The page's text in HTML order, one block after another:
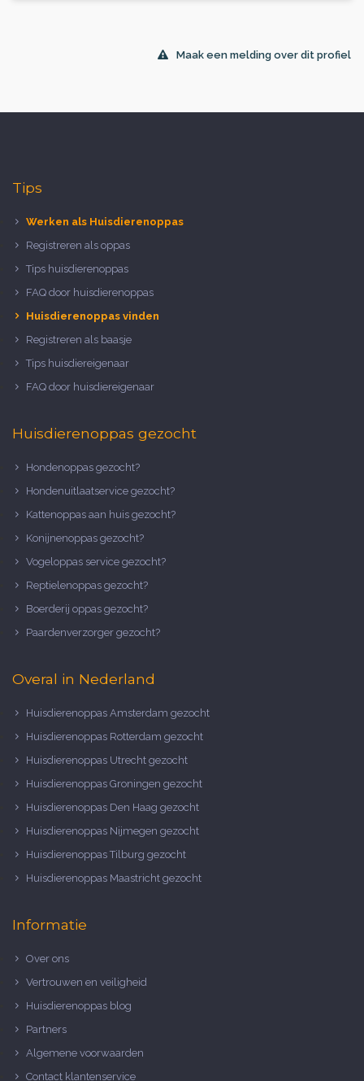
Maak een melding over dit profiel
Tips
Werken als Huisdierenoppas
Registreren als oppas
Tips huisdierenoppas
FAQ door huisdierenoppas
Huisdierenoppas vinden
Registreren als baasje
Tips huisdiereigenaar
FAQ door huisdiereigenaar
Huisdierenoppas gezocht
Hondenoppas gezocht?
Hondenuitlaatservice gezocht?
Kattenoppas aan huis gezocht?
Konijnenoppas gezocht?
Vogeloppas service gezocht?
Reptielenoppas gezocht?
Boerderij oppas gezocht?
Paardenverzorger gezocht?
Overal in Nederland
Huisdierenoppas Amsterdam gezocht
Huisdierenoppas Rotterdam gezocht
Huisdierenoppas Utrecht gezocht
Huisdierenoppas Groningen gezocht
Huisdierenoppas Den Haag gezocht
Huisdierenoppas Nijmegen gezocht
Huisdierenoppas Tilburg gezocht
Huisdierenoppas Maastricht gezocht
Informatie
Over ons
Vertrouwen en veiligheid
Huisdierenoppas blog
Partners
Algemene voorwaarden
Contact klantenservice